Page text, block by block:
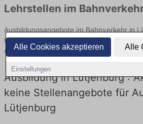
Alle Cookies akzeptieren Alle
Einstellungen
Lehrstellen im
Ausbildungsangebote im Bahnverkehr in
namhaften Firmen. Entdecken Sie freie
Arbeitgebern und bewerben Sie sich noch
Ausbildung in Lütjenburg :
keine Stellenangebote für
Lütjenburg